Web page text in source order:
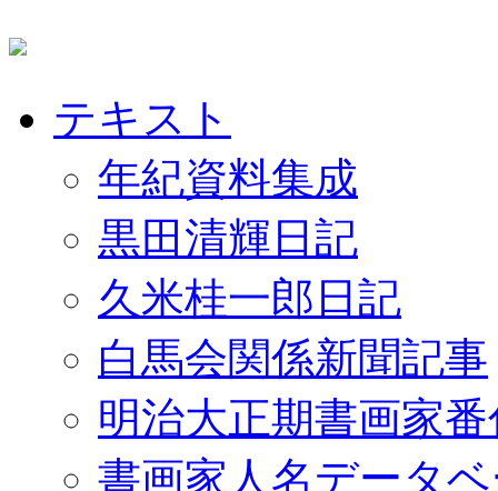
テキスト
年紀資料集成
黒田清輝日記
久米桂一郎日記
白馬会関係新聞記事
明治大正期書画家
書画家人名データ